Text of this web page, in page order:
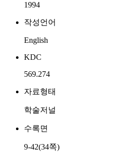
1994
작성언어
English
KDC
569.274
자료형태
학술저널
수록면
9-42(34쪽)